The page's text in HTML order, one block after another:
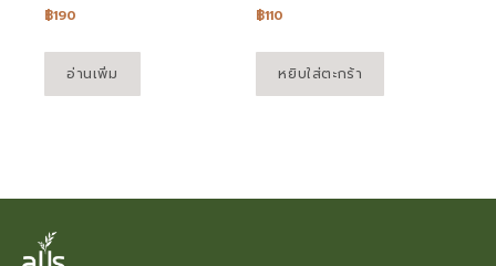
฿190
อ่านเพิ่ม
฿110
หยิบใส่ตะกร้า